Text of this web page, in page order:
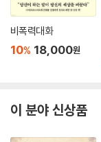
비폭력대화
10% 18,000원
이 분야 신상품